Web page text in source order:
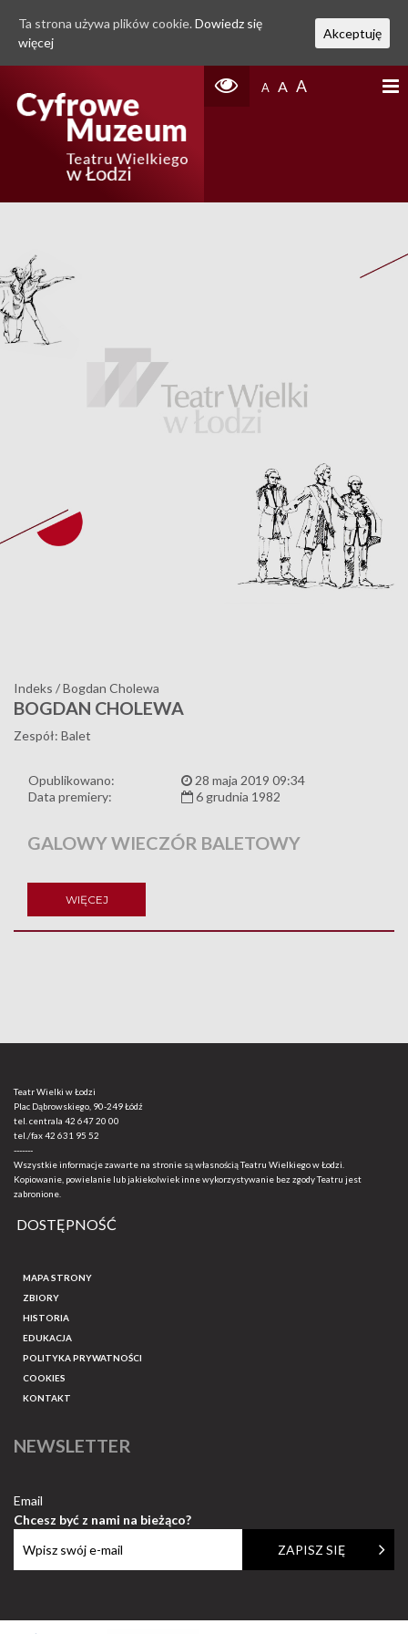
A A A
Indeks /Bogdan Cholewa
BOGDAN CHOLEWA
Zespół: Balet
Opublikowano:
28 maja 2019 09:34
Data premiery:
6 grudnia 1982
GALOWY WIECZÓR BALETOWY
WIĘCEJ
Teatr Wielki w Łodzi
Plac Dąbrowskiego, 90-249 Łódź
tel. centrala 42 647 20 00
tel./fax42 631 95 52
-------
Wszystkie informacje zawarte na stronie są własnością Teatru Wielkiego w Łodzi.
Kopiowanie, powielanie lub jakiekolwiek inne wykorzystywanie bez zgody Teatru jest
zabronione.
DOSTĘPNOŚĆ
MAPA STRONY
ZBIORY
HISTORIA
EDUKACJA
POLITYKA PRYWATNOŚCI
COOKIES
KONTAKT
NEWSLETTER
Email
Chcesz być z nami na bieżąco?
Ta strona używa plików cookie. Dowiedz się
więcej
Akceptuję